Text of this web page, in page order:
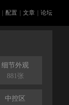
配置 文章 论坛
细节外观
881张
中控区